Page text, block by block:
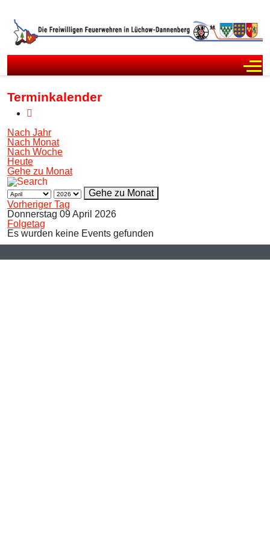
Terminkalender
Nach Jahr
Nach Monat
Nach Woche
Heute
Gehe zu Monat
Gehe zu Monat
Vorheriger Tag
Donnerstag 09 April 2026
Folgetag
Es wurden keine Events gefunden